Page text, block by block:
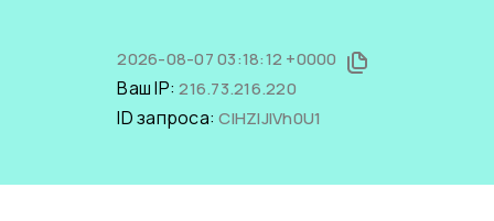
2026-08-07 03:18:12 +0000
Ваш IP:216.73.216.220
ID запроса:CIHZIJIVh0U1